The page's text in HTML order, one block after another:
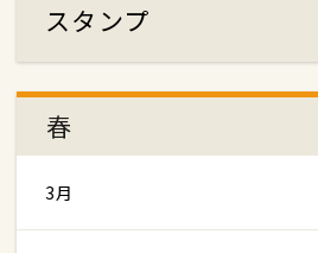
スタンプ
春
3月